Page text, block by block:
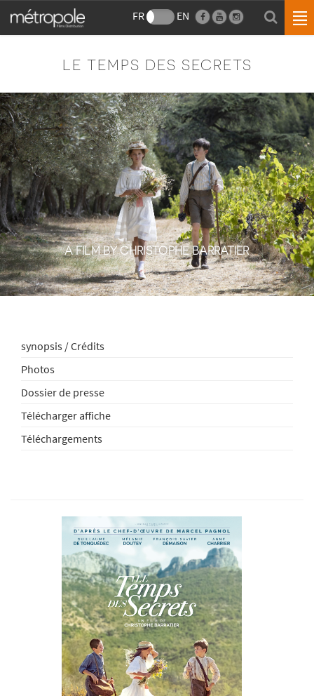
FR EN
LE TEMPS DES SECRETS
A FILM BY CHRISTOPHE BARRATIER
synopsis / Crédits
Photos
Dossier de presse
Télécharger affiche
Téléchargements